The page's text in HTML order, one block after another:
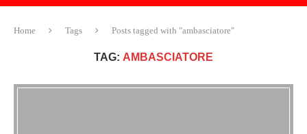
Home Tags Posts tagged with "ambasciatore"
TAG: AMBASCIATORE